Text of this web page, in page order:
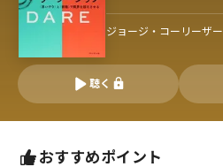
ジョージ・コーリーザー
聴く
おすすめポイント